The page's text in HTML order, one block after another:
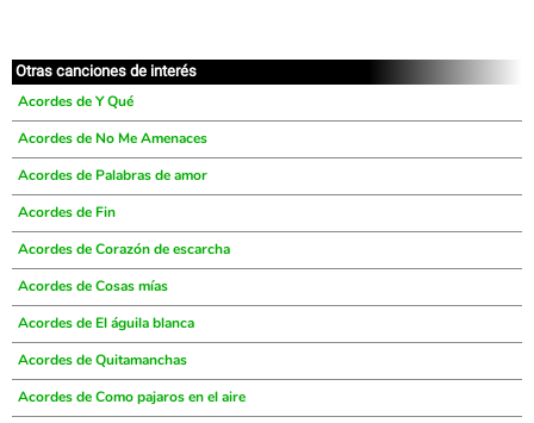
Otras canciones de interés
Acordes de Y Qué
Acordes de No Me Amenaces
Acordes de Palabras de amor
Acordes de Fin
Acordes de Corazón de escarcha
Acordes de Cosas mías
Acordes de El águila blanca
Acordes de Quitamanchas
Acordes de Como pajaros en el aire